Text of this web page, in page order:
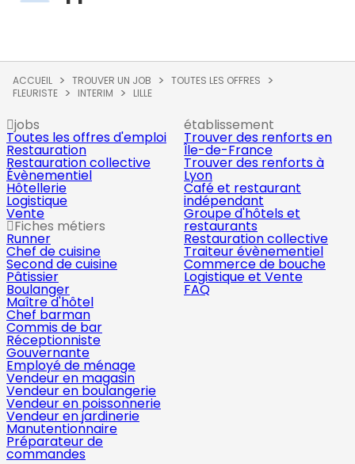
ACCUEIL TROUVER UN JOB
TOUTES LES OFFRES
FLEURISTE
INTERIM LILLE
jobs
Toutes les offres d'emploi
Restauration
Restauration collective
Évènementiel
Hôtellerie
Logistique
Vente
Fiches métiers
Runner
Chef de cuisine
Second de cuisine
Pâtissier
Boulanger
Maître d'hôtel
Chef barman
Commis de bar
Réceptionniste
Gouvernante
Employé de ménage
Vendeur en magasin
Vendeur en boulangerie
Vendeur en poissonnerie
Vendeur en jardinerie
Manutentionnaire
Préparateur de
commandes
établissement
Trouver des renforts en
Île-de-France
Trouver des renforts à
Lyon
Café et restaurant
indépendant
Groupe d'hôtels et
restaurants
Restauration collective
Traiteur évènementiel
Commerce de bouche
Logistique et Vente
FAQ